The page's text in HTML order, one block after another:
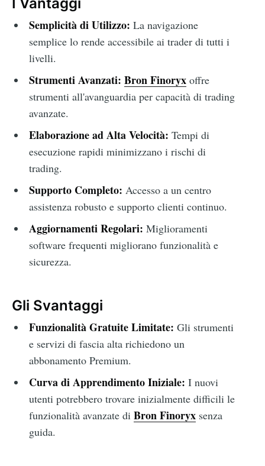
Semplicità di Utilizzo: La navigazione
semplice lo rende accessibile ai trader di tutti i
livelli.
Strumenti Avanzati: Bron Finoryxoffre
strumenti all'avanguardia per capacità di trading
avanzate.
Elaborazione ad Alta Velocità: Tempi di
esecuzione rapidi minimizzano i rischi di
trading.
Supporto Completo: Accesso a un centro
assistenza robusto e supporto clienti continuo.
Aggiornamenti Regolari: Miglioramenti
software frequenti migliorano funzionalità e
sicurezza.
Gli Svantaggi
Funzionalità Gratuite Limitate: Gli strumenti
e servizi di fascia alta richiedono un
abbonamento Premium.
Curva di Apprendimento Iniziale: I nuovi
utenti potrebbero trovare inizialmente difficili le
funzionalità avanzate di Bron Finoryxsenza
guida.